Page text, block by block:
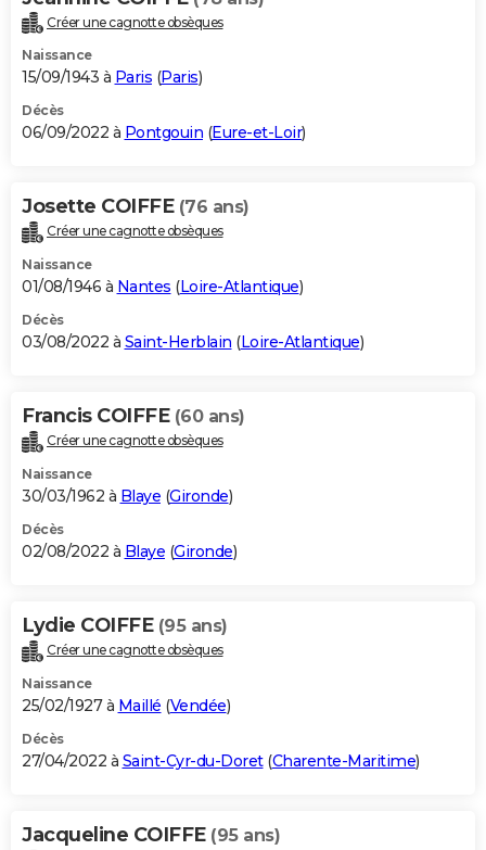
Créer une cagnotte obsèques
Naissance
15/09/1943 à Paris (Paris)
Décès
06/09/2022 à Pontgouin (Eure-et-Loir)
Josette COIFFE (76 ans)
Créer une cagnotte obsèques
Naissance
01/08/1946 à Nantes (Loire-Atlantique)
Décès
03/08/2022 à Saint-Herblain (Loire-Atlantique)
Francis COIFFE (60 ans)
Créer une cagnotte obsèques
Naissance
30/03/1962 à Blaye (Gironde)
Décès
02/08/2022 à Blaye (Gironde)
Lydie COIFFE (95 ans)
Créer une cagnotte obsèques
Naissance
25/02/1927 à Maillé (Vendée)
Décès
27/04/2022 à Saint-Cyr-du-Doret(Charente-Maritime)
Jacqueline COIFFE (95 ans)